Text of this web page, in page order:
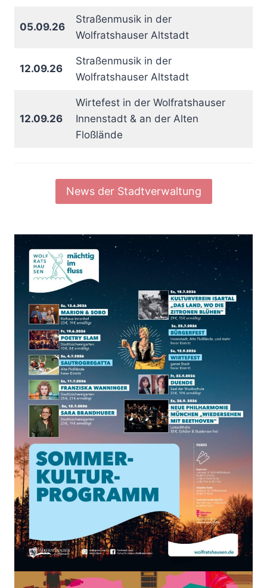
05.09.26
Straßenmusik in der
Wolfratshauser Altstadt
12.09.26
Straßenmusik in der
Wolfratshauser Altstadt
12.09.26
Wirtefest in der Wolfratshauser
Innenstadt & an der Alten
Floßlände
News der Stadtverwaltung